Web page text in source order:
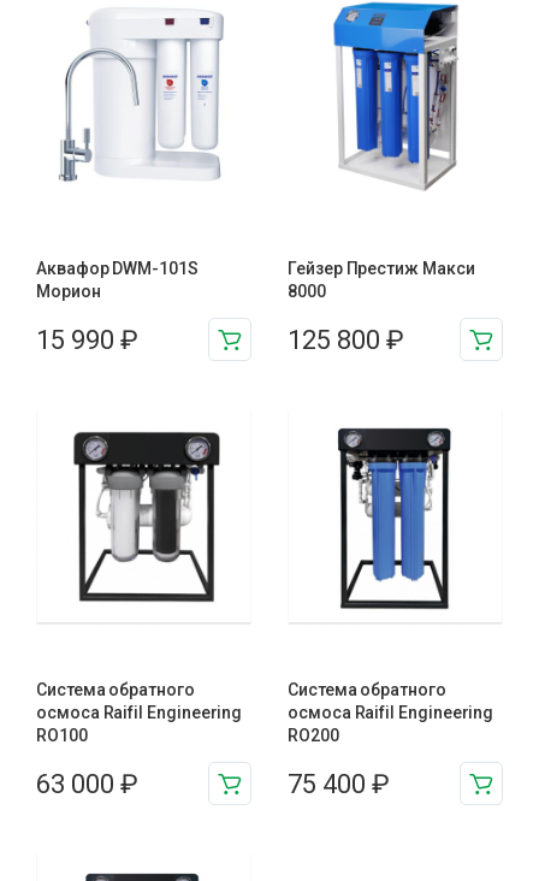
Аквафор DWM-101S
Морион
15 990 ₽
Гейзер Престиж Макси
8000
125 800 ₽
Система обратного
осмоса Raifil Engineering
RO100
63 000 ₽
Система обратного
осмоса Raifil Engineering
RO200
75 400 ₽